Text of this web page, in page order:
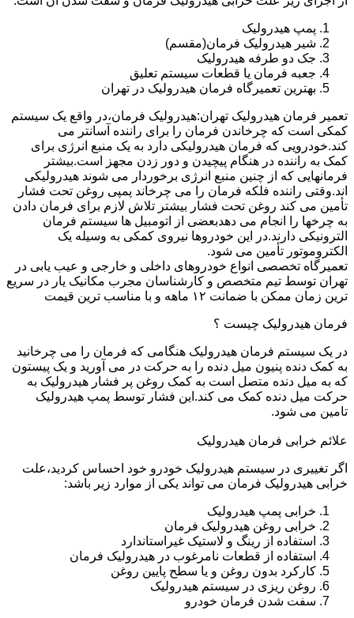
پمپ هیدرولیک
شیر هیدرولیک فرمان(مقسم)
جک دو طرفه هیدرولیک
جعبه فرمان یا قطعات سیستم تعلیق
بهترین تعمیرگاه فرمان هیدرولیک در تهران
تعمیر فرمان هیدرولیک تهران:هیدرولیک فرمان،در واقع یک سیستم
کمکی است که چرخاندن فرمان را برای راننده آسانتر می
کند.خودرویی که فرمان هیدرولیکی دارد به یک منبع انرژی برای
کمک به راننده در هنگام پیچیدن و دور زدن مجهز است.بیشتر
فرمانهایی که از چنین منبع انرژی برخوردار می شوند هیدرولیکی
اند.وقتی راننده فلکه فرمان را می چرخاند پمپی روغن تحت فشار
تأمین می کند روغن تحت فشار بیشتر تلاش لازم برای فرمان دادن
به چرخها را انجام می دهدبعضی از اتومبیل ها سیستم فرمان
الترونیکی دارند.در این خودروها نیروی کمکی به وسیله یک
الکتروموتور تأمین می شود.
تعمیرگاه تخصصی انواع خودروهای داخلی و خارجی و عیب یابی در
تهران توسط تیم متخصص و کارشناسان مجرب مکانیک یار در سریع
ترین زمان ممکن با ضمانت ۱۲ ماهه و با مناسب ترین قیمت
فرمان هیدرولیک چیست ؟
در یک سیستم فرمان هیدرولیک هنگامی که فرمان را می چرخانید
به کمک دنده پنیون میل دنده را به حرکت در می آورید و یک پیستون
که به میل دنده متصل است به کمک روغن پر فشار هیدرولیک به
حرکت میل دنده کمک می کند.این فشار توسط پمپ هیدرولیک
تامین می شود.
علائم خرابی فرمان هیدرولیک
اگر تغییری در سیستم هیدرولیک خودرو خود احساس کردید،علت
خرابی هیدرولیک فرمان می تواند یکی از موارد زیر باشد:
خرابی پمپ هیدرولیک
خرابی روغن هیدرولیک فرمان
استفاده از رینگ و لاستیک غیراستاندارد
استفاده از قطعات نامرغوب در هیدرولیک فرمان
کارکرد بدون روغن و یا سطح پایین روغن
روغن ریزی در سیستم هیدرولیک
سفت شدن فرمان خودرو